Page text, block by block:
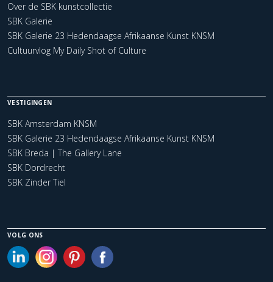
Over de SBK kunstcollectie
SBK Galerie
SBK Galerie 23 Hedendaagse Afrikaanse Kunst KNSM
Cultuurvlog My Daily Shot of Culture
VESTIGINGEN
SBK Amsterdam KNSM
SBK Galerie 23 Hedendaagse Afrikaanse Kunst KNSM
SBK Breda | The Gallery Lane
SBK Dordrecht
SBK Zinder Tiel
VOLG ONS